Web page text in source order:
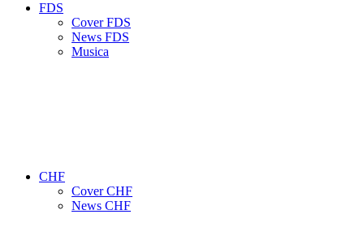
FDS
Cover FDS
News FDS
Musica
CHF
Cover CHF
News CHF